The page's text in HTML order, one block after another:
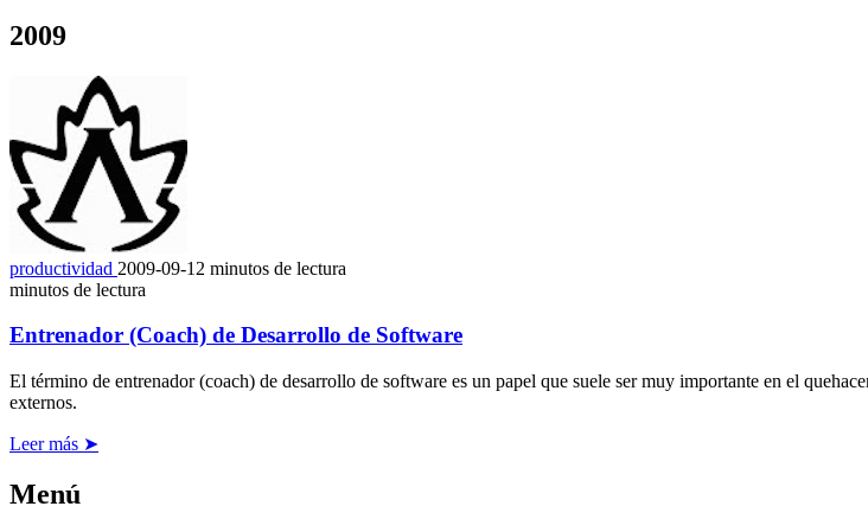
2009
productividad 2009-09-12 minutos de lectura
minutos de lectura
Entrenador (Coach) de Desarrollo de Software
El término de entrenador (coach) de desarrollo de software es un papel que suele ser muy importante en el
externos.
Leer más ➤
Menú